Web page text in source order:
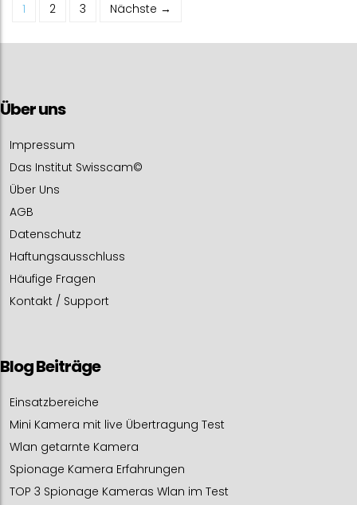
1 2 3 Nächste →
Über uns
Impressum
Das Institut Swisscam©
Über Uns
AGB
Datenschutz
Haftungsausschluss
Häufige Fragen
Kontakt / Support
Blog Beiträge
Einsatzbereiche
Mini Kamera mit live Übertragung Test
Wlan getarnte Kamera
Spionage Kamera Erfahrungen
TOP 3 Spionage Kameras Wlan im Test